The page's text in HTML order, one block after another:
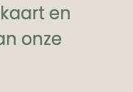
en
onze